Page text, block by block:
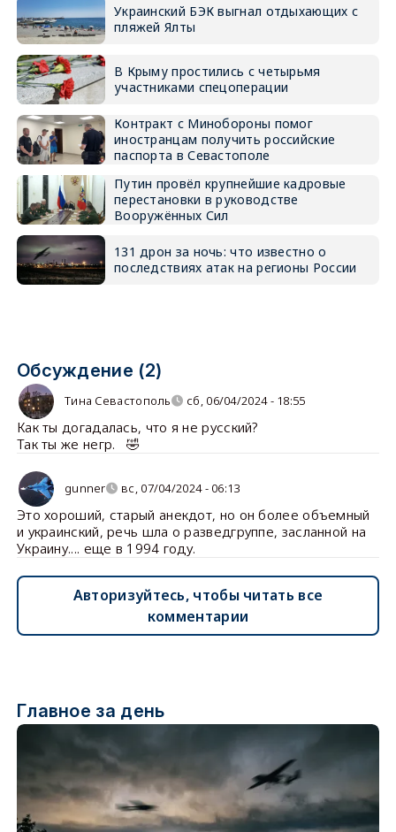
Украинский БЭК выгнал отдыхающих с
пляжей Ялты
В Крыму простились с четырьмя
участниками спецоперации
Контракт с Минобороны помог
иностранцам получить российские
паспорта в Севастополе
Путин провёл крупнейшие кадровые
перестановки в руководстве
Вооружённых Сил
131 дрон за ночь: что известно о
последствиях атак на регионы России
Обсуждение (2)
Тина Севастополь сб, 06/04/2024 - 18:55
Как ты догадалась, что я не русский?
Так ты же негр. 🤣
gunner вс, 07/04/2024 - 06:13
Это хороший, старый анекдот, но он более объемный
и украинский, речь шла о разведгруппе, засланной на
Украину.... еще в 1994 году.
Авторизуйтесь, чтобы читать все
комментарии
Главное за день